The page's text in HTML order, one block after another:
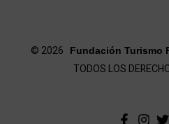
© 2026 Fundación Turismo
TODOS LOS